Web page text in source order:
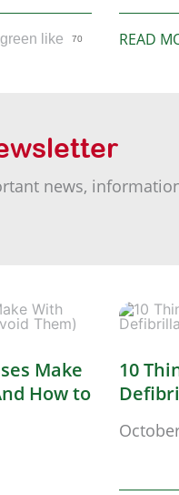
70 READ
news,
Make
How to
10